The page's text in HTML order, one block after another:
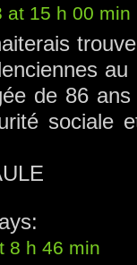
at 15 h 00 min
de 86
sociale
8 h 46 min